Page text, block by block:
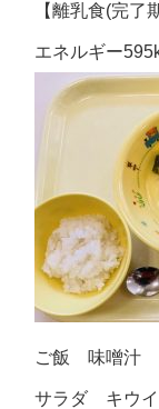
【離乳食(完了
エネルギー
ご飯 味噌汁
サラダ キウイ